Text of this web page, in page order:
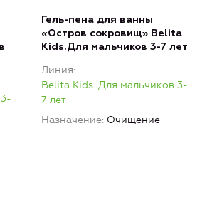
Гель-пена для ванны
«Остров сокровищ» Belita
Kids.Для мальчиков 3-7 лет
Линия
Belita Kids. Для мальчиков 3-
7 лет
Назначение Очищение